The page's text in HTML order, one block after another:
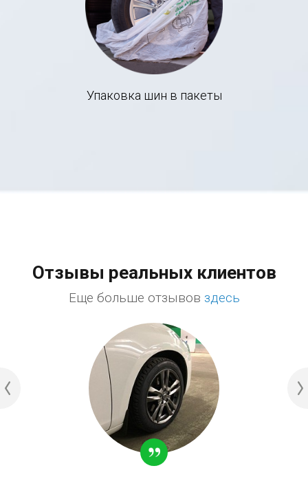
Упаковка шин в пакеты
Отзывы реальных клиентов
Еще больше отзывов здесь